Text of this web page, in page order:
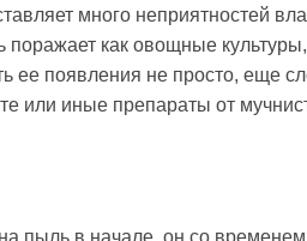
много неприятностей
поражает как овощные
ее появления не просто, еще
или иные препараты от
пыль в начале, он со